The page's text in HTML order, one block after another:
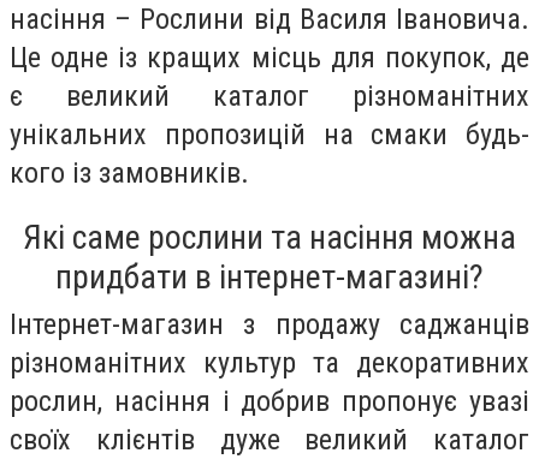
насіння – Рослини від Василя Івановича.
Це одне із кращих місць для покупок, де
є великий каталог різноманітних
унікальних пропозицій на смаки будь-
кого із замовників.
Які саме рослини та насіння можна
придбати в інтернет-магазині?
Інтернет-магазин з продажу саджанців
різноманітних культур та декоративних
рослин, насіння і добрив пропонує увазі
своїх клієнтів дуже великий каталог